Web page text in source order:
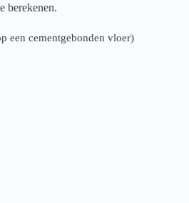
berekenen.
een cementgebonden vloer)